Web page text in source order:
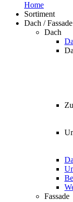
Home
Sortiment
Dach / Fassade
Dach
Fassade